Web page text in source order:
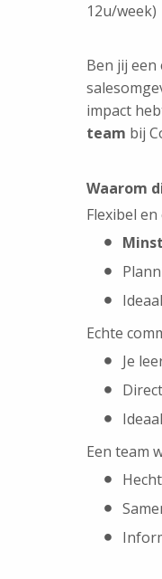
12u/week)
Ben jij
impact
team bij
Waarom
Flexibel
Echte
Je
Een team